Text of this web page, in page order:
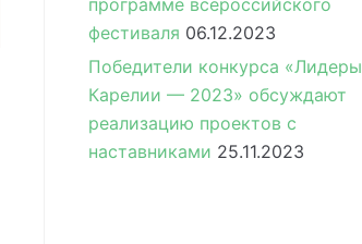
фестиваля 06.12.2023
Победители конкурса «Лидеры
Карелии — 2023» обсуждают
реализацию проектов с
наставниками 25.11.2023